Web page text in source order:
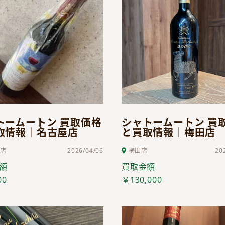
ームートン 買取価格
情報｜名古屋店
2026/04/06
シャトームートン 買
と買取情報｜梅田店
梅田店
買取金額
￥130,000